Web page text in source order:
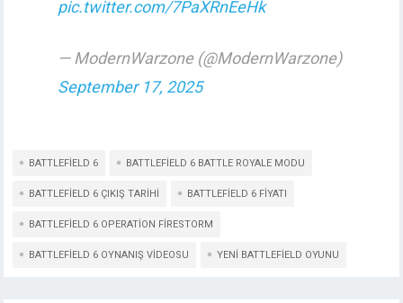
pic.twitter.com/7PaXRnEeHk
— ModernWarzone (@ModernWarzone)
September 17, 2025
BATTLEFIELD 6 BATTLEFIELD 6 BATTLE ROYALE MODU
BATTLEFIELD 6 ÇIKIŞ TARIHI BATTLEFIELD 6 FIYATI
BATTLEFIELD 6 OPERATION FIRESTORM
BATTLEFIELD 6 OYNANIŞ VIDEOSU YENI BATTLEFIELD OYUNU